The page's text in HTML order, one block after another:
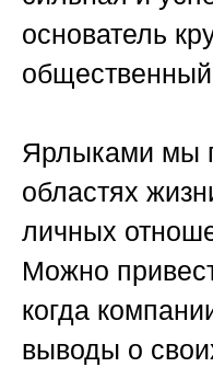
основатель
Ярлыками мы
областях
личных
Можно
когда
выводы о